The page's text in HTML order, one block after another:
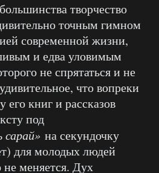
творчество
точным гимном
современной жизни,
и едва уловимым
не спрятаться и не
что вопреки
его книг и рассказов
под
на секундочку
для молодых людей
не меняется. Дух